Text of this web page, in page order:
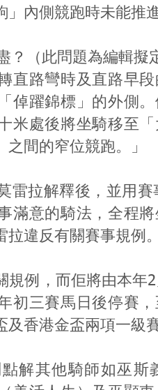
內側競跑時未能推進
？（此問題為編輯擬
直路彎時及直路早
倬躍錦標」的外側
米處後將坐騎移至
間的窄位競跑。」
雷拉解釋後，並用
滿意的騎法，全程
違反有關賽事規例。
規例，而佢將由本年
初三賽馬日後停賽
香港金盃兩項一級賽
解其他騎師如巫斯